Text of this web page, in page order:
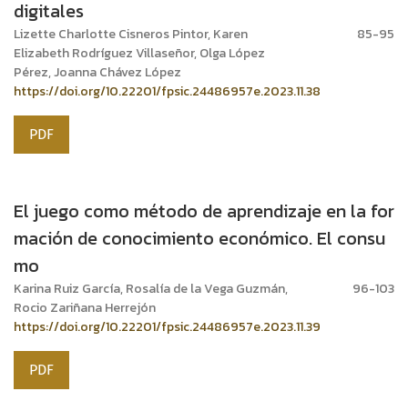
digitales
Lizette Charlotte Cisneros Pintor, Karen
Elizabeth Rodríguez Villaseñor, Olga López
Pérez, Joanna Chávez López
85-95
https://doi.org/10.22201/fpsic.24486957e.2023.11.38
PDF
El juego como método de aprendizaje en la for
mación de conocimiento económico. El consu
mo
Karina Ruiz García, Rosalía de la Vega Guzmán,
Rocio Zariñana Herrejón
96-103
https://doi.org/10.22201/fpsic.24486957e.2023.11.39
PDF